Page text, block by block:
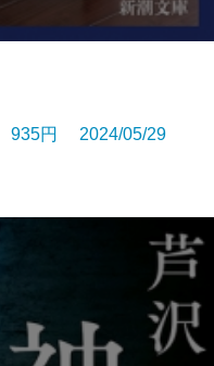
935円 2024/05/29